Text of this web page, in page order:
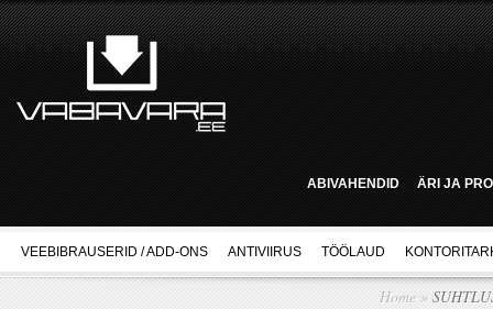
ABIVAHENDID ÄRI JA
VEEBIBRAUSERID / ADD-ONS ANTIVIIRUS TÖÖLAUD
Home »